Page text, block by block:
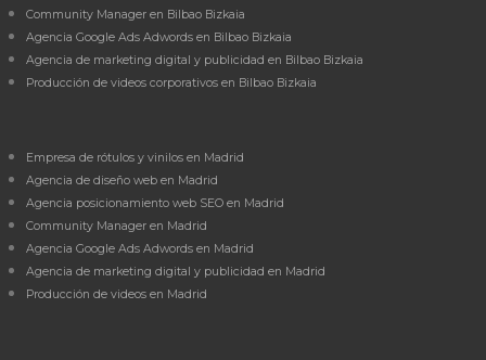
Community Manager en Bilbao Bizkaia
Agencia Google Ads Adwords en Bilbao Bizkaia
Agencia de marketing digital y publicidad en Bilbao Bizkaia
Producción de videos corporativos en Bilbao Bizkaia
Empresa de rótulos y vinilos en Madrid
Agencia de diseño web en Madrid
Agencia posicionamiento web SEO en Madrid
Community Manager en Madrid
Agencia Google Ads Adwords en Madrid
Agencia de marketing digital y publicidad en Madrid
Producción de videos en Madrid